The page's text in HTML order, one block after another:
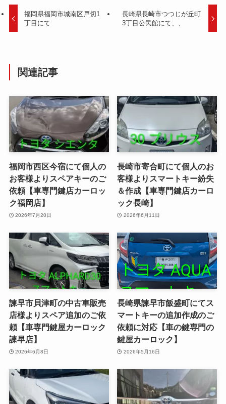
福岡県福岡市城南区戸切1
丁目にて
長崎県長崎市つつじが丘町
3丁目公民館にて、、
関連記事
福岡市西区今宿にて個人の
お客様よりスペアキーのご
依頼【車専門鍵店カーロッ
ク福岡店】
2026年7月20日
長崎市寄合町にて個人のお
客様よりスマートキー紛失
＆作成【車専門鍵店カーロ
ック長崎】
2026年6月11日
諫早市貝津町の中古車販売
店様よりスペア追加のご依
頼【車専門鍵屋カーロック
諫早店】
2026年6月8日
長崎県諫早市飯盛町にてス
マートキーの追加作成のご
依頼に対応【車の鍵専門の
鍵屋カーロック】
2026年5月16日